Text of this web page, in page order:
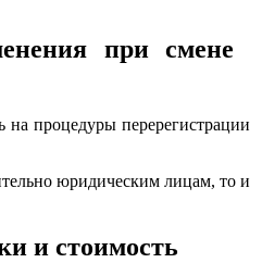
при смене
на процедуры перерегистрации
юридическим лицам, то и
и стоимость